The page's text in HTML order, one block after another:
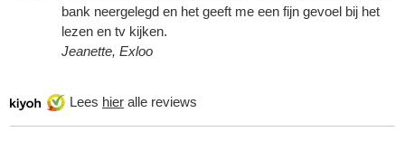
bank neergelegd en het geeft me een fijn gevoel bij het
lezen en tv kijken.
Jeanette, Exloo
Lees hier alle reviews